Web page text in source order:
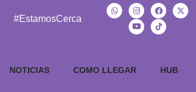
#EstamosCerca
NOTICIAS COMO LLEGAR HUB